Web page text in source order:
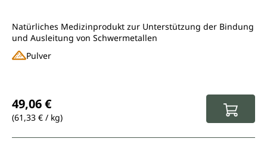
Natürliches Medizinprodukt zur Unterstützung der Bindung
und Ausleitung von Schwermetallen
Pulver
49,06 €
(61,33 € / kg)